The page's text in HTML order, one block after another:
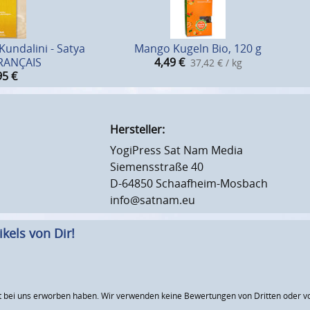
- Satya
€
Mango Kugeln Bio, 120 g
4,49 € 37,42 € / kg
Hersteller:
YogiPress Sat Nam Media
Siemensstraße 40
D-64850 Schaafheim-Mosbach
info@satnam.eu
von Dir!
uns erworben haben. Wir verwenden keine Bewertungen von Dritten oder